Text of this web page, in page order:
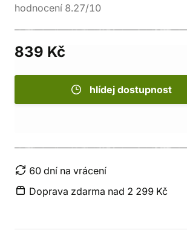
hodnocení 8.27/10
839 Kč
hlídej dostupnost
60 dní na vrácení
Doprava zdarma nad 2 299 Kč